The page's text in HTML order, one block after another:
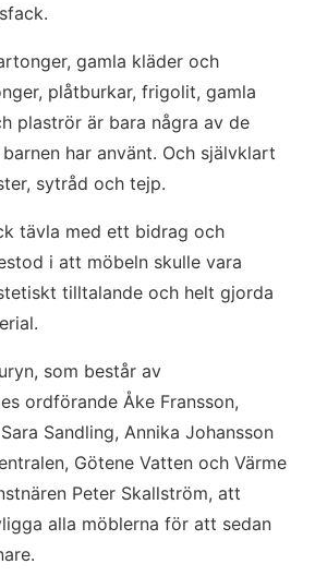
gamla kläder och
plåtburkar, frigolit, gamla
plaströr är bara några av de
har använt. Och självklart
sytråd och tejp.
tävla med ett bidrag och
i att möbeln skulle vara
tilltalande och helt gjorda
som består av
ordförande Åke Fransson,
Sandling, Annika Johansson
Götene Vatten och Värme
Peter Skallström, att
alla möblerna för att sedan